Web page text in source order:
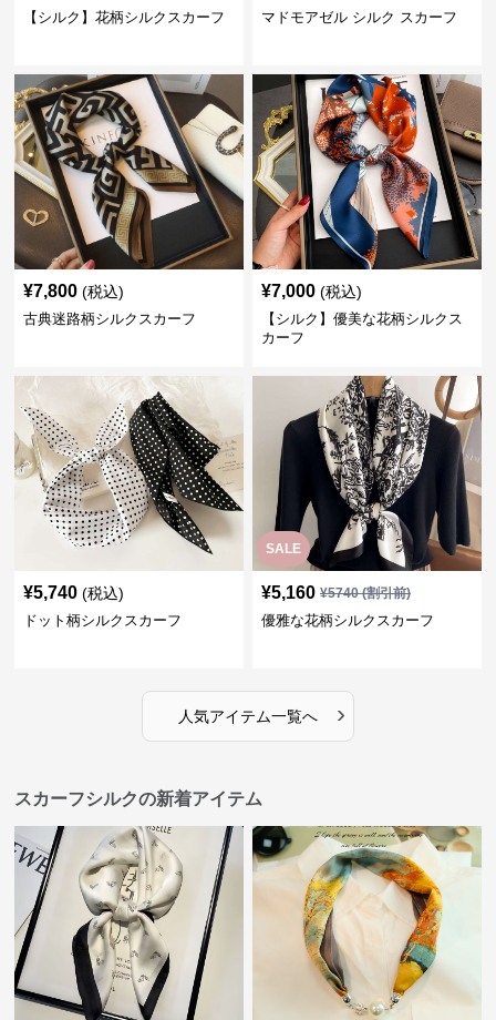
【シルク】花柄シルクスカーフ マドモアゼル シルク スカーフ
¥7,800 (税込)
古典迷路柄シルクスカーフ
¥7,000 (税込)
【シルク】優美な花柄シルクス
カーフ
¥5,740 (税込)
ドット柄シルクスカーフ
SALE
¥5,160 ¥5740(割引前)
優雅な花柄シルクスカーフ
人気アイテム一覧へ ›
スカーフシルクの新着アイテム